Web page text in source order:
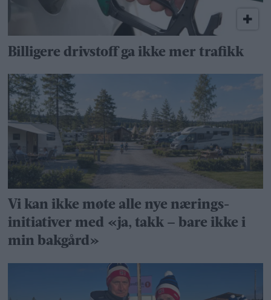
Billigere drivstoff ga ikke mer trafikk
Vi kan ikke møte alle nye nærings­
initiativer med «ja, takk – bare ikke i
min bakgård»